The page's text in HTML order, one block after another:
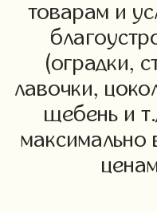
товарам и
(оградки,
лавочки,
щебень и
максимально